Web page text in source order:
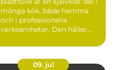
många kök, både hemma
och i professionella
verksamheter. Den håller...
09. jul